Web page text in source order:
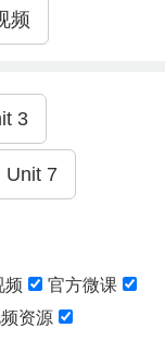
频
官方微课
资源